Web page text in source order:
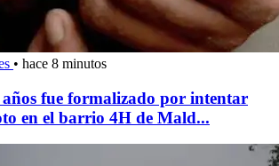
• hace 8 minutos
fue formalizado por intentar
en el barrio 4H de Mald...